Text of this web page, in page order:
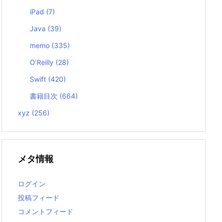
iPad (7)
Java (39)
memo (335)
O’Reilly (28)
Swift (420)
書籍目次 (664)
xyz (256)
メタ情報
ログイン
投稿フィード
コメントフィード